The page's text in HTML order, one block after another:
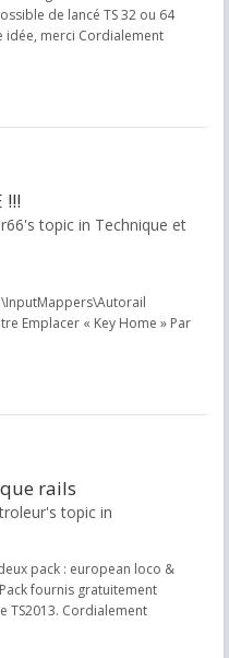
de lancé TS 32 ou 64
idée, merci Cordialement
!!!
topic in Technique et
Emplacer « Key Home » Par
rails
topic in
pack : european loco &
fournis gratuitement
TS2013. Cordialement